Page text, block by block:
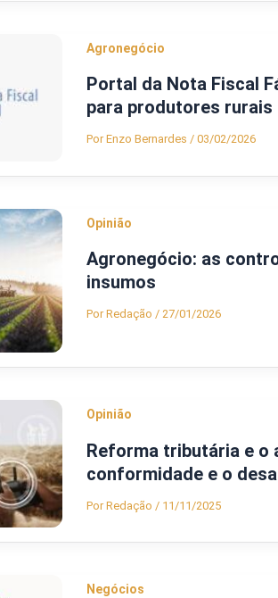
Agronegócio
Portal da Nota Fiscal
para produtores rurais
PorEnzo Bernardes / 03/02/2026
Opinião
Agronegócio: as
insumos
PorRedação / 27/01/2026
Opinião
Reforma tributária e o
conformidade e o
PorRedação / 11/11/2025
Negócios